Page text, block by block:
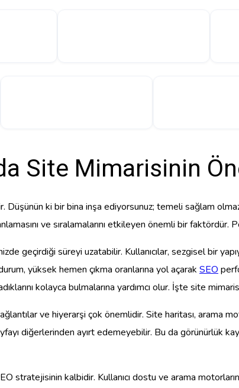
Site Mimarisinin
ki bir bina inşa ediyorsunuz; temeli sağlam
ve sıralamalarını etkileyen önemli bir
geçirdiği süreyi uzatabilir. Kullanıcılar, sezgisel bir
yüksek hemen çıkma oranlarına yol açarak SEO
kolayca bulmalarına yardımcı olur. İşte site
ve hiyerarşi çok önemlidir. Site haritası, arama
diğerlerinden ayırt edemeyebilir. Bu da görünürlük
stratejisinin kalbidir. Kullanıcı dostu ve arama